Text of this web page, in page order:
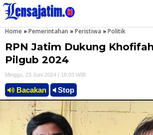
Home »Pemerintahan »Peristiwa »Politik
RPN Jatim Dukung
Pilgub 2024
Minggu, 23 Juni 2024 | 18.03 WIB
Bacakan Stop